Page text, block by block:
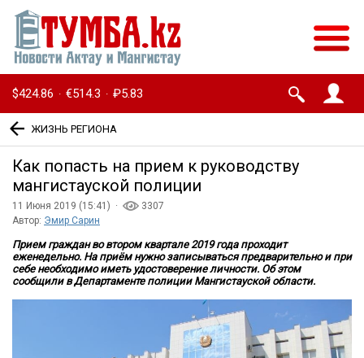
$424.86 · €514.3 · ₽5.83
ЖИЗНЬ РЕГИОНА
Как попасть на прием к руководству
мангистауской полиции
11 Июня 2019 (15:41) ·
3307
Автор: Эмир Сарин
Прием граждан во втором квартале 2019 года проходит
еженедельно. На приём нужно записываться предварительно и при
себе необходимо иметь удостоверение личности. Об этом
сообщили в Департаменте полиции Мангистауской области.